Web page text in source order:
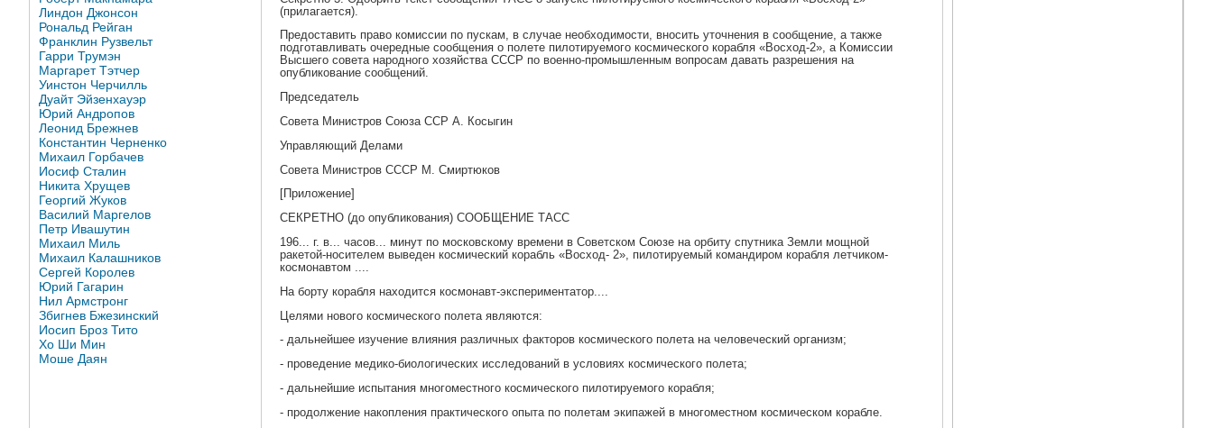
Линдон Джонсон
Рональд Рейган
Франклин Рузвельт
Гарри Трумэн
Маргарет Тэтчер
Уинстон Черчилль
Дуайт Эйзенхауэр
Юрий Андропов
Леонид Брежнев
Константин Черненко
Михаил Горбачев
Иосиф Сталин
Никита Хрущев
Георгий Жуков
Василий Маргелов
Петр Ивашутин
Михаил Миль
Михаил Калашников
Сергей Королев
Юрий Гагарин
Нил Армстронг
Збигнев Бжезинский
Иосип Броз Тито
Хо Ши Мин
Моше Даян
(прилагается).
Предоставить право комиссии по пускам, в случае необходимости, вносить уточнения в сообщение, а также
подготавливать очередные сообщения о полете пилотируемого космического корабля «Восход-2», а Комиссии
Высшего совета народного хозяйства СССР по военно-промышленным вопросам давать разрешения на
опубликование сообщений.
Председатель
Совета Министров Союза ССР А. Косыгин
Управляющий Делами
Совета Министров СССР М. Смиртюков
[Приложение]
СЕКРЕТНО (до опубликования) СООБЩЕНИЕ ТАСС
196... г. в... часов... минут по московскому времени в Советском Союзе на орбиту спутника Земли мощной
ракетой-носителем выведен космический корабль «Восход- 2», пилотируемый командиром корабля летчиком-
космонавтом ....
На борту корабля находится космонавт-экспериментатор....
Целями нового космического полета являются:
- дальнейшее изучение влияния различных факторов космического полета на человеческий организм;
- проведение медико-биологических исследований в условиях космического полета;
- дальнейшие испытания многоместного космического пилотируемого корабля;
- продолжение накопления практического опыта по полетам экипажей в многоместном космическом корабле.